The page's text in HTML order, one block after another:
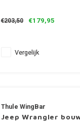
€203,50 €179,95
Vergelijk
Thule WingBar
Jeep Wrangler